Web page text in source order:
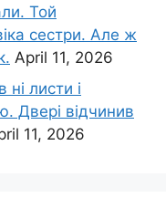
Той
сестри. Але ж
April 11, 2026
листи і
Двері відчинив
11, 2026